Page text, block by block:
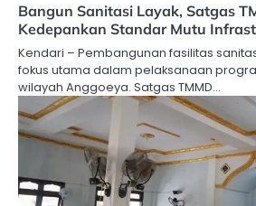
Bangun Sanitasi Layak, Satgas
Kedepankan Standar Mutu
Kendari – Pembangunan fasilitas
fokus utama dalam pelaksanaan
wilayah Anggoeya. Satgas TMMD…